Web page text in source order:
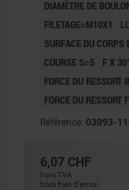
DIAMÈTRE DE
FILETAGE=M10X1
SURFACE DU CORPS
COURSE S=5
F X
FORCE DU
FORCE DU
Référence: 03093-
6,07 CHF
hors TVA
hors frais d’envoi